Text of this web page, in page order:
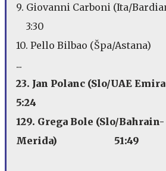
9. Giovanni Carboni
3:30
10. Pello Bilbao (Špa/
...
23. Jan Polanc (Slo/
5:24
129. Grega Bole (Slo/Bahrain-
Merida) 51:49